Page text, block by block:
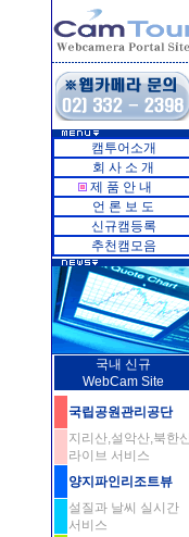
캠투어소개
회 사 소 개
제 품 안 내
언 론 보 도
신규캠등록
추천캠모음
국내 신규
WebCam Site
국립공원관리공단
지리산,설악산,북한
라이브 서비스
양지파인리조트뷰
설질과 날씨 실시간
서비스